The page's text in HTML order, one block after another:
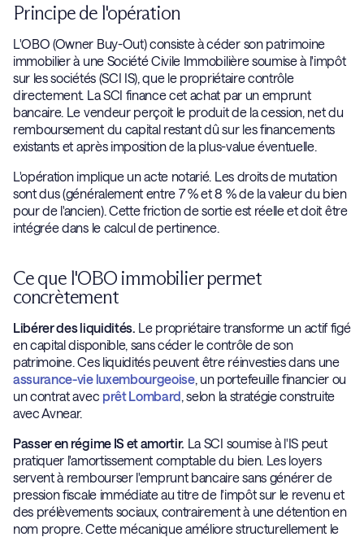
Principe de l'opération
L'OBO (Owner Buy-Out) consiste à céder son patrimoine
immobilier à une Société Civile Immobilière soumise à l'impôt
sur les sociétés (SCI IS), que le propriétaire contrôle
directement. La SCI finance cet achat par un emprunt
bancaire. Le vendeur perçoit le produit de la cession, net du
remboursement du capital restant dû sur les financements
existants et après imposition de la plus-value éventuelle.
L'opération implique un acte notarié. Les droits de mutation
sont dus (généralement entre 7 % et 8 % de la valeur du bien
pour de l'ancien). Cette friction de sortie est réelle et doit être
intégrée dans le calcul de pertinence.
Ce que l'OBO immobilier permet
concrètement
Libérer des liquidités. Le propriétaire transforme un actif figé
en capital disponible, sans céder le contrôle de son
patrimoine. Ces liquidités peuvent être réinvesties dans une
assurance-vie luxembourgeoise, un portefeuille financier ou
un contrat avec prêt Lombard, selon la stratégie construite
avec Avnear.
Passer en régime IS et amortir. La SCI soumise à l'IS peut
pratiquer l'amortissement comptable du bien. Les loyers
servent à rembourser l'emprunt bancaire sans générer de
pression fiscale immédiate au titre de l'impôt sur le revenu et
des prélèvements sociaux, contrairement à une détention en
nom propre. Cette mécanique améliore structurellement le